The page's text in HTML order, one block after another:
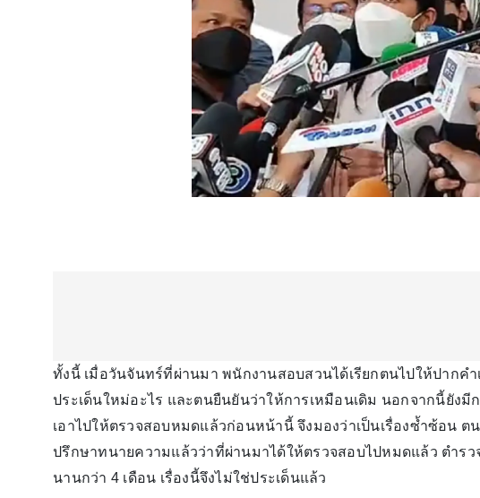
ทั้งนี้ เมื่อวันจันทร์ที่ผ่านมา พนักงานสอบสวนได้เรียกตนไปให้ปากคำ
ประเด็นใหม่อะไร และตนยืนยันว่าให้การเหมือนเดิม นอกจากนี้ยังมี
เอาไปให้ตรวจสอบหมดแล้วก่อนหน้านี้ จึงมองว่าเป็นเรื่องซ้ำซ้อน
ปรึกษาทนายความแล้วว่าที่ผ่านมาได้ให้ตรวจสอบไปหมดแล้ว ตำรว
นานกว่า 4 เดือน เรื่องนี้จึงไม่ใช่ประเด็นแล้ว